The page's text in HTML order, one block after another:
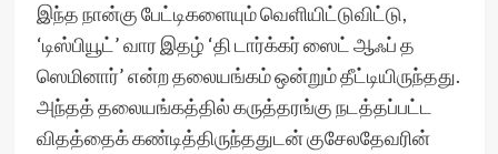
இந்த நான்கு பேட்டிகளையும் வெளியிட்டுவிட்டு,
‘டிஸ்பியூட்’ வார இதழ் ‘தி டார்க்கர் ஸைட் ஆஃப் த
ஸெமினார்’ என்ற தலையங்கம் ஒன்றும் தீட்டியிருந்தது.
அந்தத் தலையங்கத்தில் கருத்தரங்கு நடத்தப்பட்ட
விதத்தைக் கண்டித்திருந்ததுடன் குசேலதேவரின்